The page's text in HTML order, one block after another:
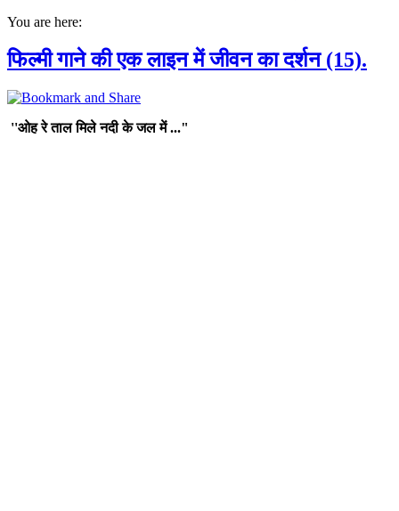
You are here:
फिल्मी गाने की एक लाइन में जीवन का दर्शन (15).
''ओह रे ताल मिले नदी के जल में ..."